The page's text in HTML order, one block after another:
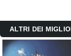
ALTRI DEI